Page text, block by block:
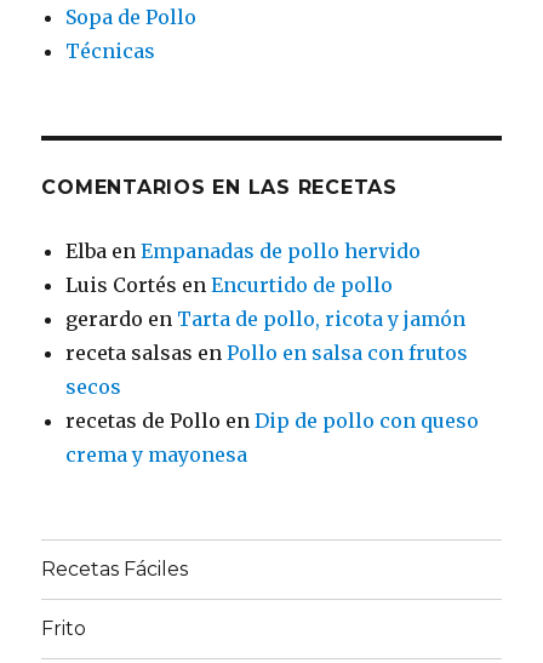
Sopa de Pollo
Técnicas
COMENTARIOS EN LAS RECETAS
Elba enEmpanadas de pollo hervido
Luis Cortés enEncurtido de pollo
gerardo en Tarta de pollo, ricota y jamón
receta salsas enPollo en salsa con frutos
secos
recetas de Pollo enDip de pollo con queso
crema y mayonesa
Recetas Fáciles
Frito